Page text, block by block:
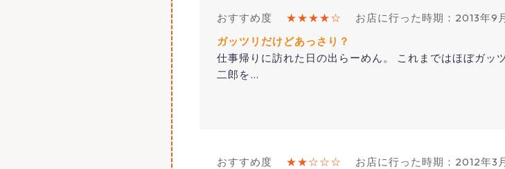
おすすめ度 ★★★★☆
お店に行った時期：2013年9
ガッツリだけどあっさり？
仕事帰りに訪れた日の出らーめん。 これまではほぼガッ
二郎を…
おすすめ度 ★★☆☆☆
お店に行った時期：2012年3